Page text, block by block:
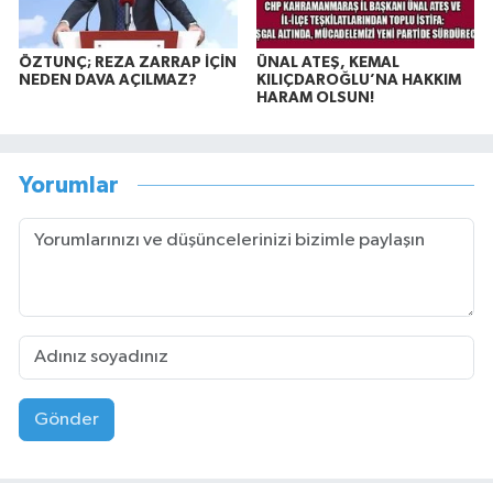
ÖZTUNÇ; REZA ZARRAP İÇİN
NEDEN DAVA AÇILMAZ?
ÜNAL ATEŞ, KEMAL
KILIÇDAROĞLU’NA HAKKIM
HARAM OLSUN!
Yorumlar
Gönder